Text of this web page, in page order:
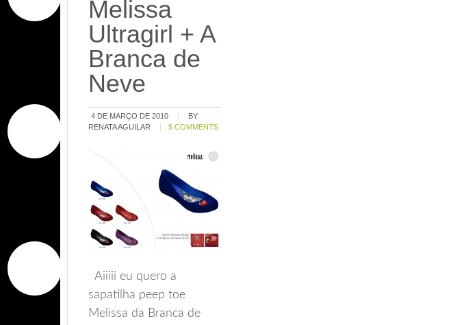
Melissa
Ultragirl + A
Branca de
Neve
4 DE MARÇO DE 2010
BY:
RENATA AGUILAR
5 COMMENTS
Aiiiii eu quero a
sapatilha peep toe
Melissa da Branca de